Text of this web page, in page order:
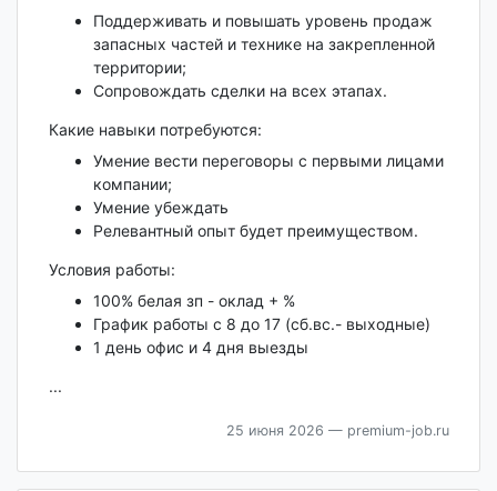
Поддерживать и повышать уровень продаж
запасных частей и технике на закрепленной
территории;
Сопровождать сделки на всех этапах.
Какие навыки потребуются:
Умение вести переговоры с первыми лицами
компании;
Умение убеждать
Релевантный опыт будет преимуществом.
Условия работы:
100% белая зп - оклад + %
График работы с 8 до 17 (сб.вс.- выходные)
1 день офис и 4 дня выезды
...
25 июня 2026 — premium-job.ru